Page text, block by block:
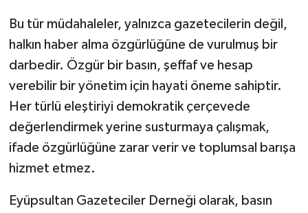
Bu tür müdahaleler, yalnızca gazetecilerin değil,
halkın haber alma özgürlüğüne de vurulmuş bir
darbedir. Özgür bir basın, şeffaf ve hesap
verebilir bir yönetim için hayati öneme sahiptir.
Her türlü eleştiriyi demokratik çerçevede
değerlendirmek yerine susturmaya çalışmak,
ifade özgürlüğüne zarar verir ve toplumsal barışa
hizmet etmez.
Eyüpsultan Gazeteciler Derneği olarak, basın